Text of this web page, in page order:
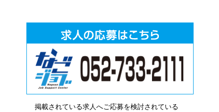
掲載されている求人へご応募を検討されている